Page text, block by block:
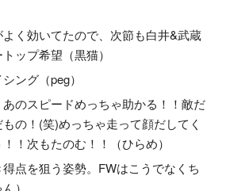
く効いてたので、次節も白井&武蔵
ップ希望（黒猫）
ング（peg）
のスピードめっちゃ助かる！！敵だ
の！(笑)めっちゃ走って顔だしてく
！次もたのむ！！（ひらめ）
点を狙う姿勢。FWはこうでなくち
）